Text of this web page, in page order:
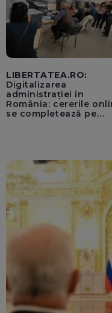
LIBERTATEA.RO:
Digitalizarea
administrației în
România: cererile
se completează pe